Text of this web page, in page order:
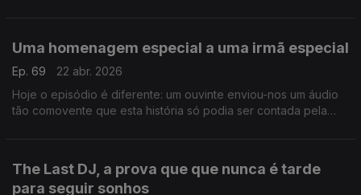
Uma homenagem especial a uma irmã especial
Ep. 69
22 abr. 2026
Hoje o episódio é diferente: um ouvinte enviou-nos um áudio
tão comovente que esta história só podia ser contada pela
The Last DJ, a prova que que nunca é tarde
para seguir sonhos